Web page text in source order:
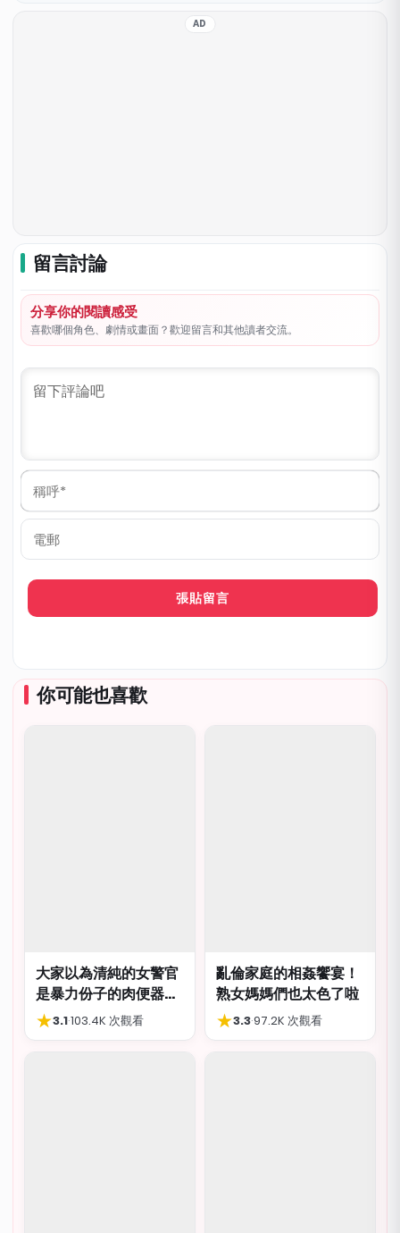
AD
留言討論
分享你的閱讀感受
喜歡哪個角色、劇情或畫面？歡迎留言和其他讀者交流。
稱
*
郵
你可能也喜歡
大家以為清純的女警官
是暴力份子的肉便器，
肛交多P都可以
★3.1·103.4K 次觀看
亂倫家庭的相姦饗宴！
熟女媽媽們也太色了啦
★3.3·97.2K 次觀看